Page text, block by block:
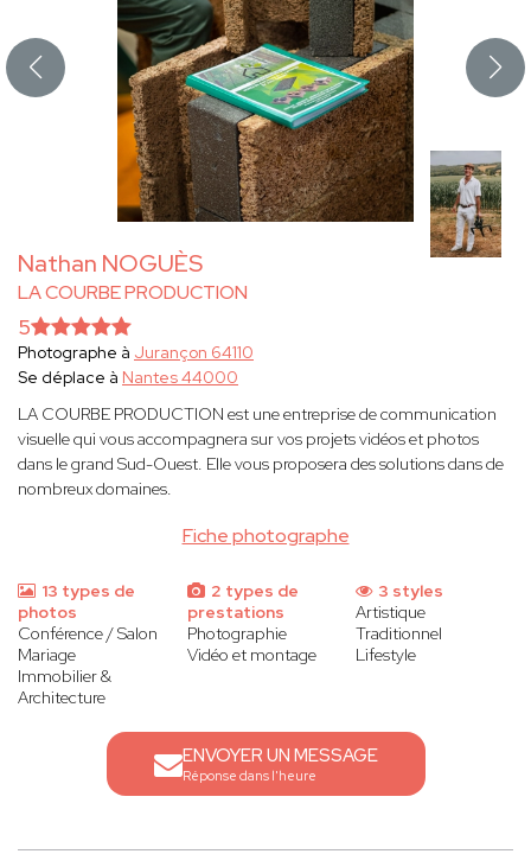
Nathan NOGUÈS
LA COURBE PRODUCTION
Fiche photographe
5
Photographe à Jurançon 64110
Se déplace à Nantes 44000
LA COURBE PRODUCTION est une entreprise de communication
visuelle qui vous accompagnera sur vos projets vidéos et photos
dans le grand Sud-Ouest. Elle vous proposera des solutions dans de
nombreux domaines.
13 types de
photos
Conférence / Salon
Mariage
Immobilier &
Architecture
2 types de
prestations
Photographie
Vidéo et montage
3 styles
Artistique
Traditionnel
Lifestyle
ENVOYER UN MESSAGE
Réponse dans l'heure